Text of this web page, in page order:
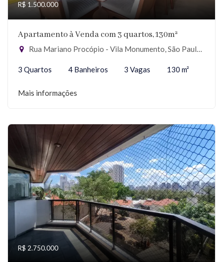
R$ 1.500.000
Apartamento à Venda com 3 quartos, 130m²
Rua Mariano Procópio - Vila Monumento, São Paulo-SP
3 Quartos 4 Banheiros 3 Vagas 130 m²
Mais informações
R$ 2.750.000